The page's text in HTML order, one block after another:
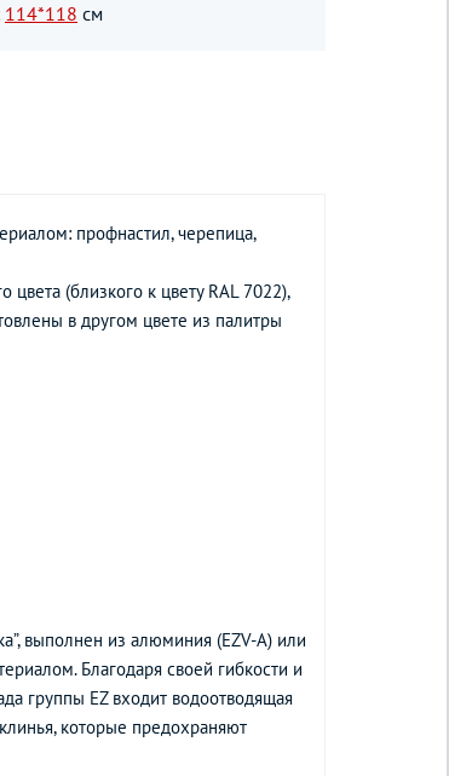
114*118 см
профнастил, черепица,
(близкого к цвету RAL 7022),
в другом цвете из палитры
выполнен из алюминия (EZV-A) или
Благодаря своей гибкости и
группы EZ входит водоотводящая
которые предохраняют